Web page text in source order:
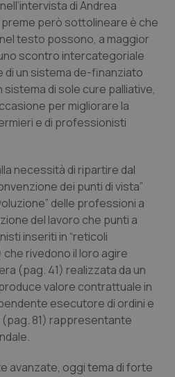
urogenitali
& Testa Collo
di Andrea
però sottolineare è che
testo possono, a maggior
scontro intercategoriale
di un sistema de-finanziato
sistema di sole cure palliative,
per migliorare la
e di professionisti
necessità di ripartire dal
dei punti di vista”
delle professioni a
del lavoro che punti a
inseriti in “reticoli
rivedono il loro agire
(pag. 41) realizzata da un
valore contrattuale in
esecutore di ordini e
81) rappresentante
avanzate, oggi tema di forte